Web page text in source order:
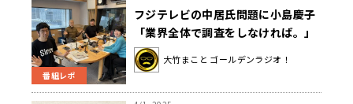
番組レポ
フジテレビの中居氏問題に小島慶子
「業界全体で調査をしなければ。」
大竹まこと ゴールデンラジオ！